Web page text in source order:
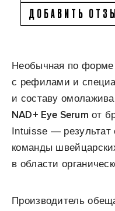
ДОБАВИТЬ
Необычная по
с рефилами и
и составу
NAD+ Eye Serum от
Intuisse — результат
команды
в области
Производитель